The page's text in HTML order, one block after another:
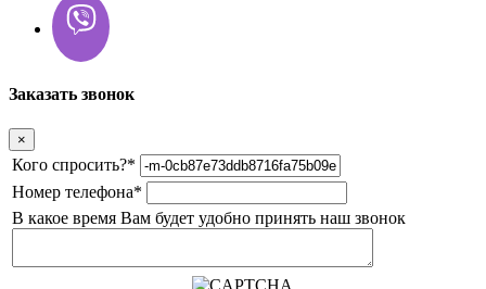
Заказать звонок
×
Кого спросить?*
Номер телефона*
В какое время Вам будет удобно принять наш звонок